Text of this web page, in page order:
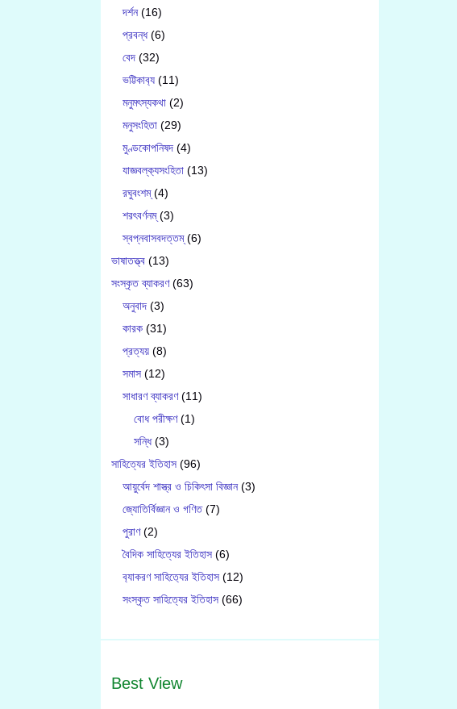
দর্শন(16)
প্রবন্ধ(6)
বেদ (32)
ভট্টিকাব‍্য (11)
মনুমৎস্যকথা (2)
মনুসংহিতা (29)
মুণ্ডকোপনিষদ (4)
যাজ্ঞবল্ক‍্যসংহিতা (13)
রঘুবংশম্(4)
শরৎবর্ণনম্(3)
স্বপ্নবাসবদত্তম্(6)
ভাষাতত্ত্ব (13)
সংস্কৃত ব্যাকরণ(63)
অনুবাদ (3)
কারক (31)
প্রত্যয় (8)
সমাস (12)
সাধারণ ব্যাকরণ(11)
বোধ পরীক্ষণ(1)
সন্ধি(3)
সাহিত্যের ইতিহাস (96)
আয়ুর্বেদ শাস্ত্র ও চিকিৎসা বিজ্ঞান(3)
জ্যোতির্বিজ্ঞান ও গণিত(7)
পুরাণ(2)
বৈদিক সাহিত্যের ইতিহাস (6)
ব‍্যাকরণ সাহিত‍্যের ইতিহাস (12)
সংস্কৃত সাহিত্যের ইতিহাস (66)
Best View